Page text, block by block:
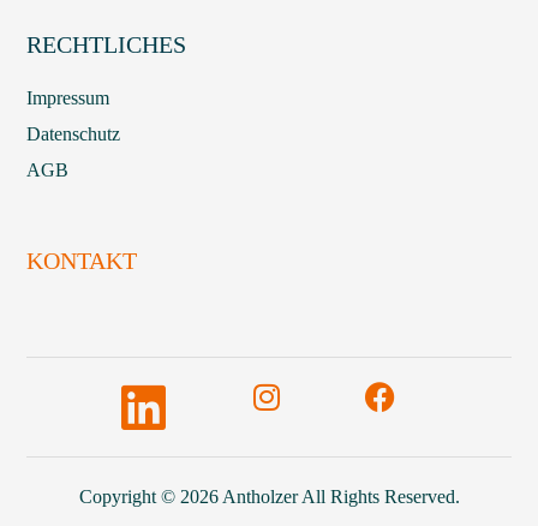
RECHTLICHES
Impressum
Datenschutz
AGB
KONTAKT
Copyright © 2026 AntholzerAll Rights Reserved.